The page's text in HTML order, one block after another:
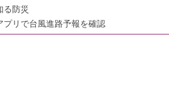
る防災
プリで台風進路予報を確認